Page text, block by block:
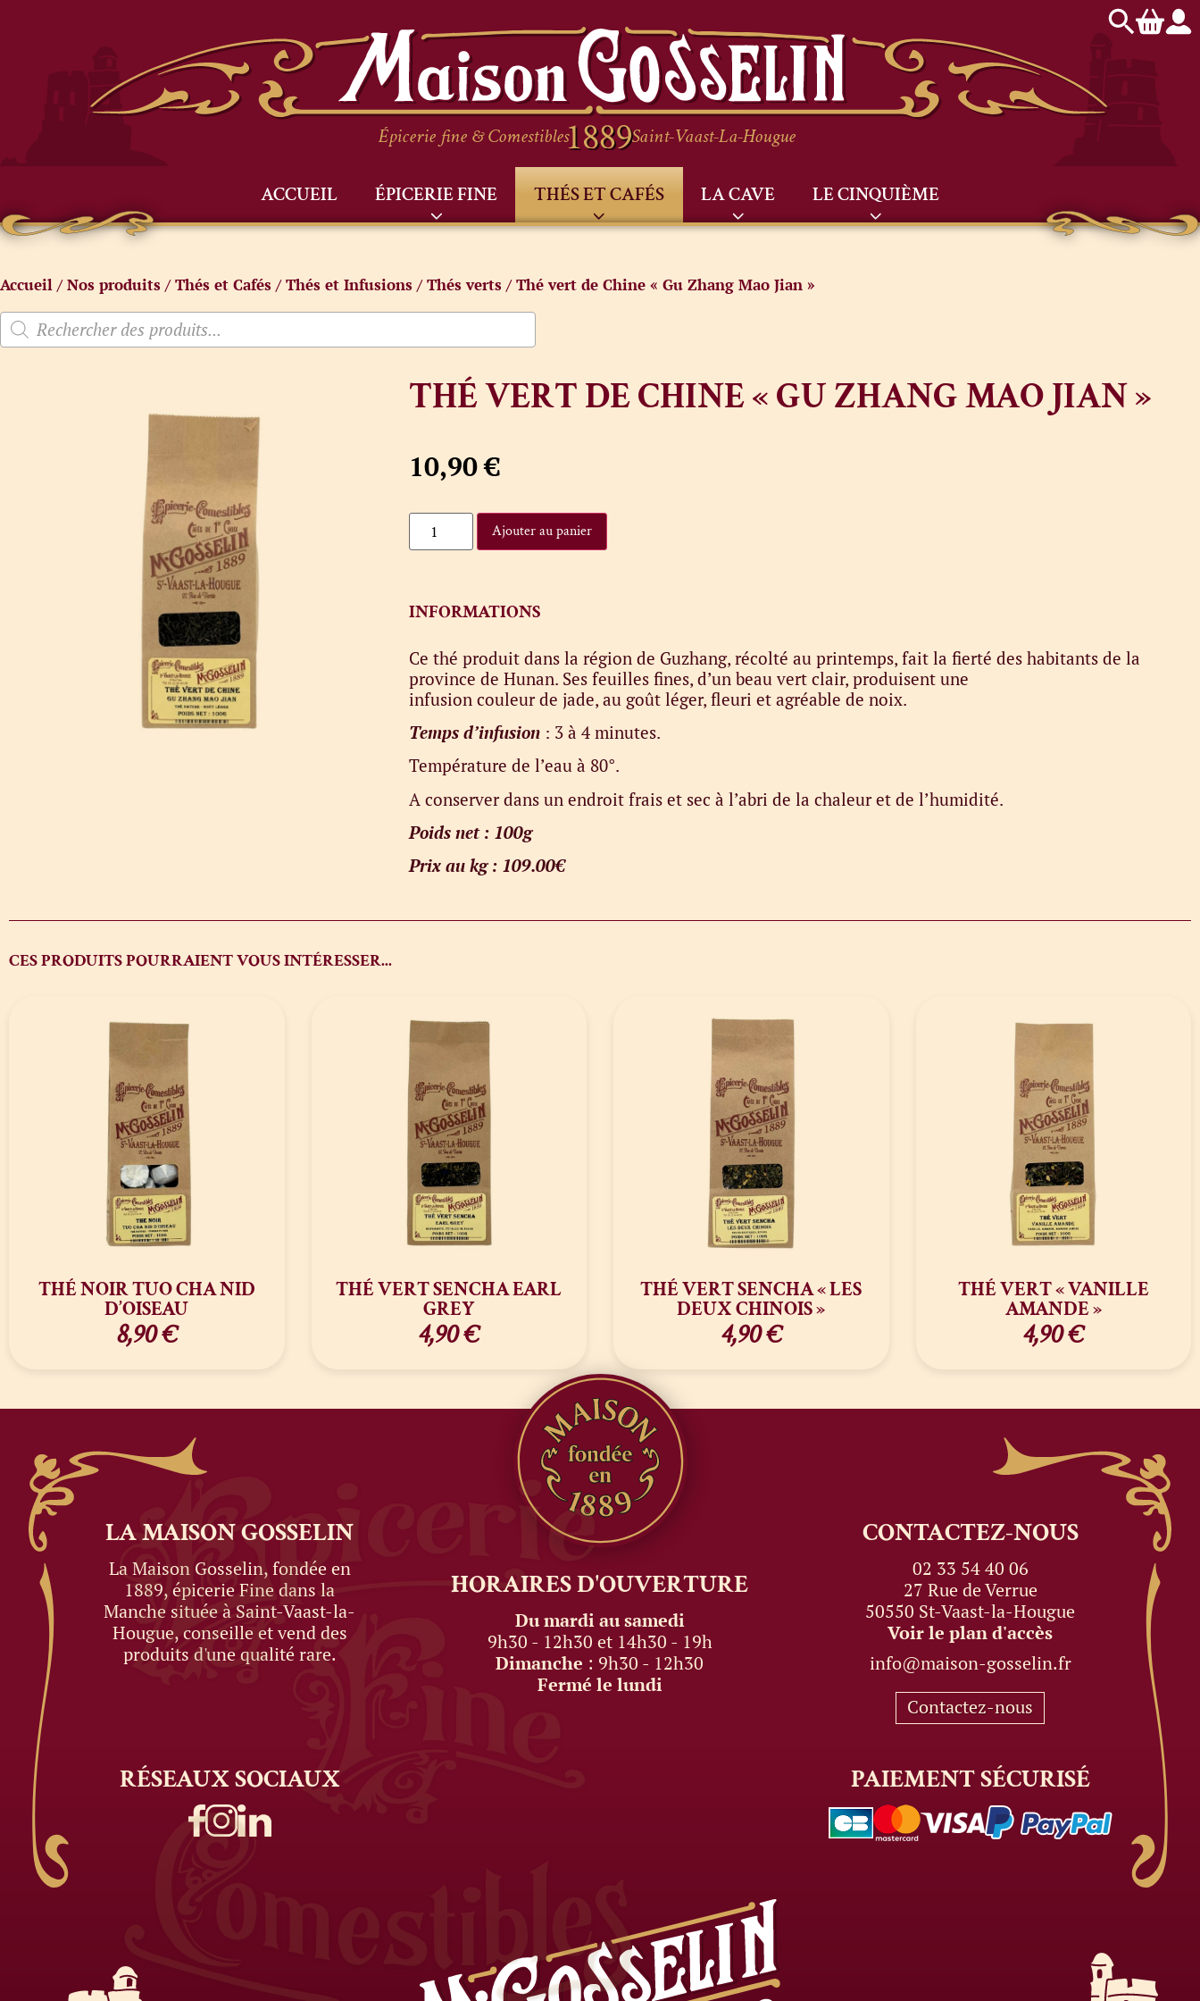
Épicerie fine & Comestibles Saint-Vaast-La-Hougue
ACCUEIL ÉPICERIE FINE THÉS ET CAFÉS LA CAVE LE CINQUIÈME
Accueil /Nos produits /Thés et Cafés /Thés et Infusions /Thés verts / Thé vert de Chine « Gu Zhang Mao Jian »
THÉ VERT DE CHINE « GU ZHANG MAO JIAN »
10,90€
Ajouter au panier
INFORMATIONS
Ce thé produit dans la région de Guzhang, récolté au printemps, fait la fierté des habitants de la
province de Hunan. Ses feuilles fines, d’un beau vert clair, produisent une
infusion couleur de jade, au goût léger, fleuri et agréable de noix.
Temps d’infusion: 3 à 4 minutes.
Température de l’eau à 80°.
A conserver dans un endroit frais et sec à l’abri de la chaleur et de l’humidité.
Poids net : 100g
Prix au kg : 109.00€
CES PRODUITS POURRAIENT VOUS INTÉRESSER...
THÉ NOIR TUO CHA NID
D’OISEAU
8,90€
THÉ VERT SENCHA EARL
GREY
4,90€
THÉ VERT SENCHA « LES
DEUX CHINOIS »
4,90€
THÉ VERT « VANILLE
AMANDE »
4,90€
LA MAISONGOSSELIN
La Maison Gosselin, fondée en
1889, épicerie Fine dans la
Manche située à Saint-Vaast-la-
Hougue, conseille et vend des
produits d'une qualité rare.
HORAIRESD'OUVERTURE
Du mardi au samedi
9h30 - 12h30 et 14h30 - 19h
Dimanche : 9h30 - 12h30
Fermé le lundi
CONTACTEZ-NOUS
02 33 54 40 06
27 Rue de Verrue
50550 St-Vaast-la-Hougue
Voir le plan d'accès
info@maison-gosselin.fr
Contactez-nous
RÉSEAUXSOCIAUX PAIEMENTSÉCURISÉ